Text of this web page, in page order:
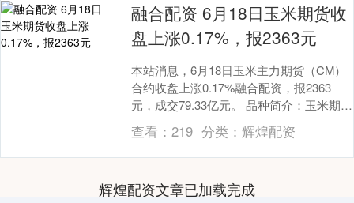
融合配资 6月18日玉米期货收
盘上涨0.17%，报2363元
本站消息，6月18日玉米主力期货（CM）
合约收盘上涨0.17%融合配资，报2363
元，成交79.33亿元。 品种简介：玉米期货
是在期货交易所上市交易的以玉米为标....
查看：219 分类： 辉煌配资
辉煌配资文章已加载完成